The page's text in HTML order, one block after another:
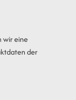
wir eine
der